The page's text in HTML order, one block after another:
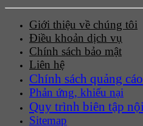
Giới thiệu về chúng tôi
Điều khoản dịch vụ
Chính sách bảo mật
Liên hệ
Chính sách quảng cáo
Phản ứng, khiếu nại
Quy trình biên tập
Sitemap